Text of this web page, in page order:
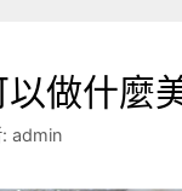
做什麼
admin